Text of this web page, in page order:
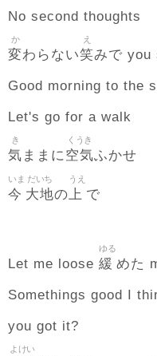
No second thoughts
変
か
わらない笑
え
みで you
Good morning to the
Let's go for a walk
気
き
ままに空気
くうき
ふかせ
今
いま
大地
だいち
の 上
うえ
で
Let me loose 緩
ゆる
めた
Somethings good I
you got it?
よけい